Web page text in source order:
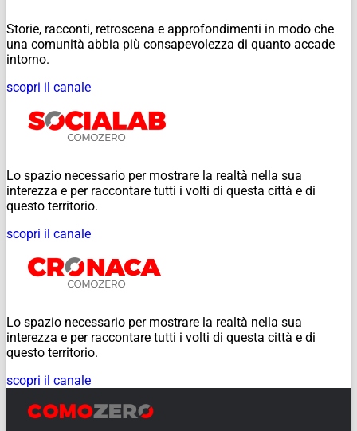
Storie, racconti, retroscena e approfondimenti in modo che
una comunità abbia più consapevolezza di quanto accade
intorno.
scopri il canale
Lo spazio necessario per mostrare la realtà nella sua
interezza e per raccontare tutti i volti di questa città e di
questo territorio.
scopri il canale
Lo spazio necessario per mostrare la realtà nella sua
interezza e per raccontare tutti i volti di questa città e di
questo territorio.
scopri il canale